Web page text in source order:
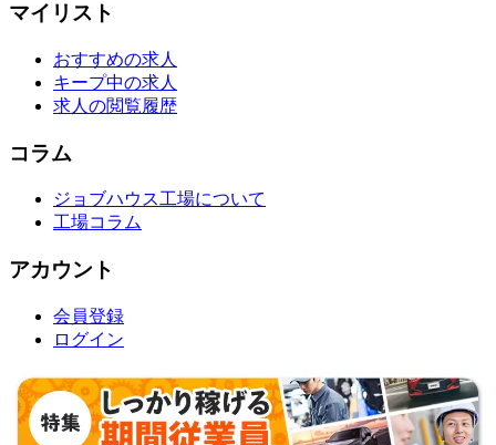
マイリスト
おすすめの求人
キープ中の求人
求人の閲覧履歴
コラム
ジョブハウス工場について
工場コラム
アカウント
会員登録
ログイン